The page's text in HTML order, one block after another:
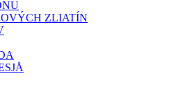
ZLIATÍN